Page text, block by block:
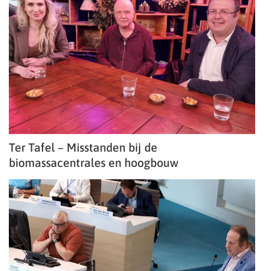
Ter Tafel – Misstanden bij de
biomassacentrales en hoogbouw